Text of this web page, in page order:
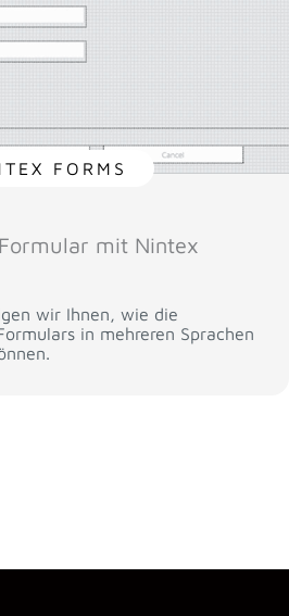
FORMS
mit Nintex
wir Ihnen, wie die
in mehreren Sprachen